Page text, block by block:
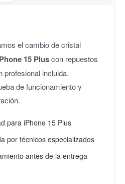
el cambio de cristal
15 Pluscon repuestos
profesional incluida.
de funcionamiento y
para iPhone 15 Plus
por técnicos especializados
antes de la entrega